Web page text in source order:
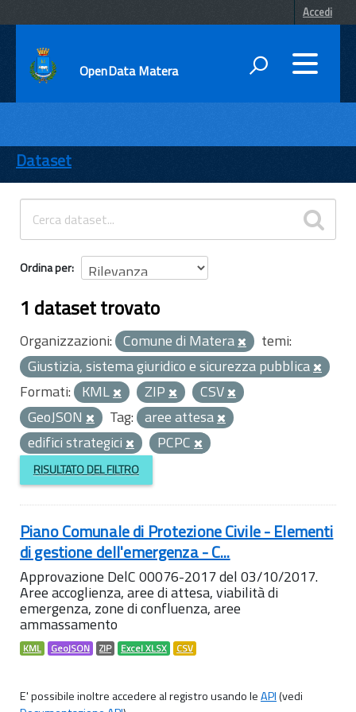
Accedi
OpenData Matera
ENTI
TEMI
INFORMAZIONI
Dataset
Ordina per
1 dataset trovato
Organizzazioni: Comune di Matera
temi:
Giustizia, sistema giuridico e sicurezza pubblica
Formati: KML ZIP
CSV
GeoJSON
Tag: aree attesa
edifici strategici
PCPC
RISULTATO DEL FILTRO
Piano Comunale di Protezione Civile - Elementi
di gestione dell'emergenza - C...
Approvazione DelC 00076-2017 del 03/10/2017.
Aree accoglienza, aree di attesa, viabilità di
emergenza, zone di confluenza, aree
ammassamento
KML GeoJSON ZIP Excel XLSX CSV
E' possibile inoltre accedere al registro usando leAPI(vedi